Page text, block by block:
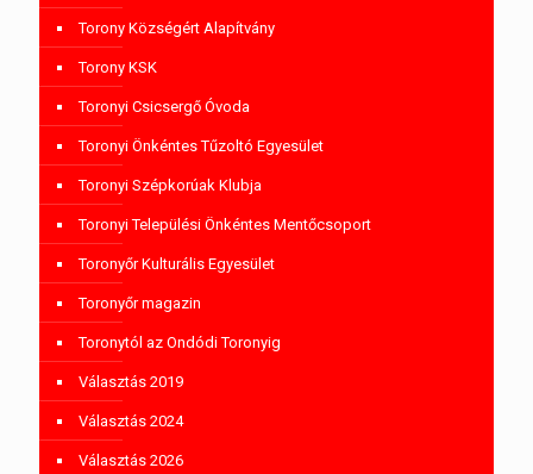
Torony Községért Alapítvány
Torony KSK
Toronyi Csicsergő Óvoda
Toronyi Önkéntes Tűzoltó Egyesület
Toronyi Szépkorúak Klubja
Toronyi Települési Önkéntes Mentőcsoport
Toronyőr Kulturális Egyesület
Toronyőr magazin
Toronytól az Ondódi Toronyig
Választás 2019
Választás 2024
Választás 2026